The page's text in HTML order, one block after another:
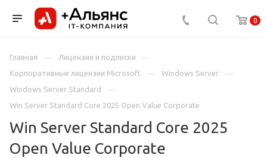
0
Главная
Лицензии и подписки
Корпоративные лицензии Microsoft
Windows Server
Windows Server Standard
Win Server Standard Core 2025 Open Value Corporate
Win Server Standard Core 2025
Open Value Corporate